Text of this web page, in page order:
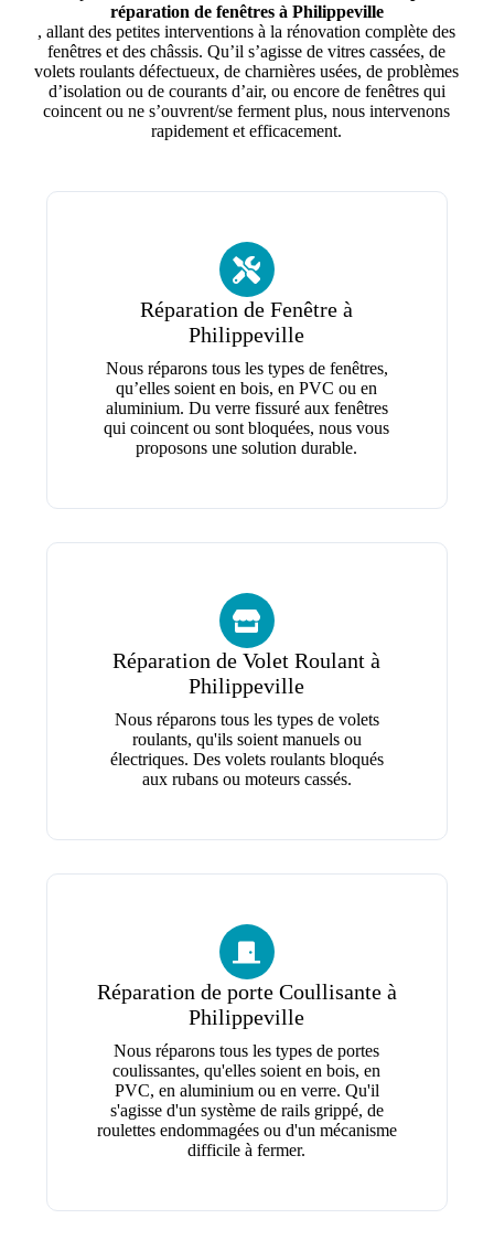
réparation de fenêtres à Philippeville
, allant des petites interventions à la rénovation complète des
fenêtres et des châssis. Qu’il s’agisse de vitres cassées, de
volets roulants défectueux, de charnières usées, de problèmes
d’isolation ou de courants d’air, ou encore de fenêtres qui
coincent ou ne s’ouvrent/se ferment plus, nous intervenons
rapidement et efficacement.
Réparation de Fenêtre à
Philippeville
Nous réparons tous les types de fenêtres,
qu’elles soient en bois, en PVC ou en
aluminium. Du verre fissuré aux fenêtres
qui coincent ou sont bloquées, nous vous
proposons une solution durable.
Réparation de Volet Roulant à
Philippeville
Nous réparons tous les types de volets
roulants, qu'ils soient manuels ou
électriques. Des volets roulants bloqués
aux rubans ou moteurs cassés.
Réparation de porte Coullisante à
Philippeville
Nous réparons tous les types de portes
coulissantes, qu'elles soient en bois, en
PVC, en aluminium ou en verre. Qu'il
s'agisse d'un système de rails grippé, de
roulettes endommagées ou d'un mécanisme
difficile à fermer.